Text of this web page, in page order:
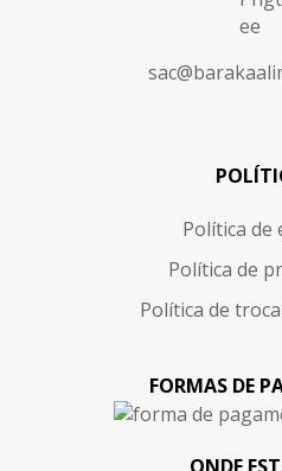
Política de
Política de
Política de
FORMAS DE